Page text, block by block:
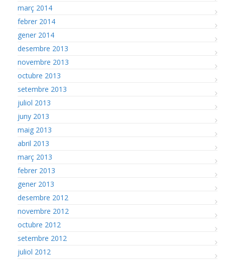
març 2014
febrer 2014
gener 2014
desembre 2013
novembre 2013
octubre 2013
setembre 2013
juliol 2013
juny 2013
maig 2013
abril 2013
març 2013
febrer 2013
gener 2013
desembre 2012
novembre 2012
octubre 2012
setembre 2012
juliol 2012